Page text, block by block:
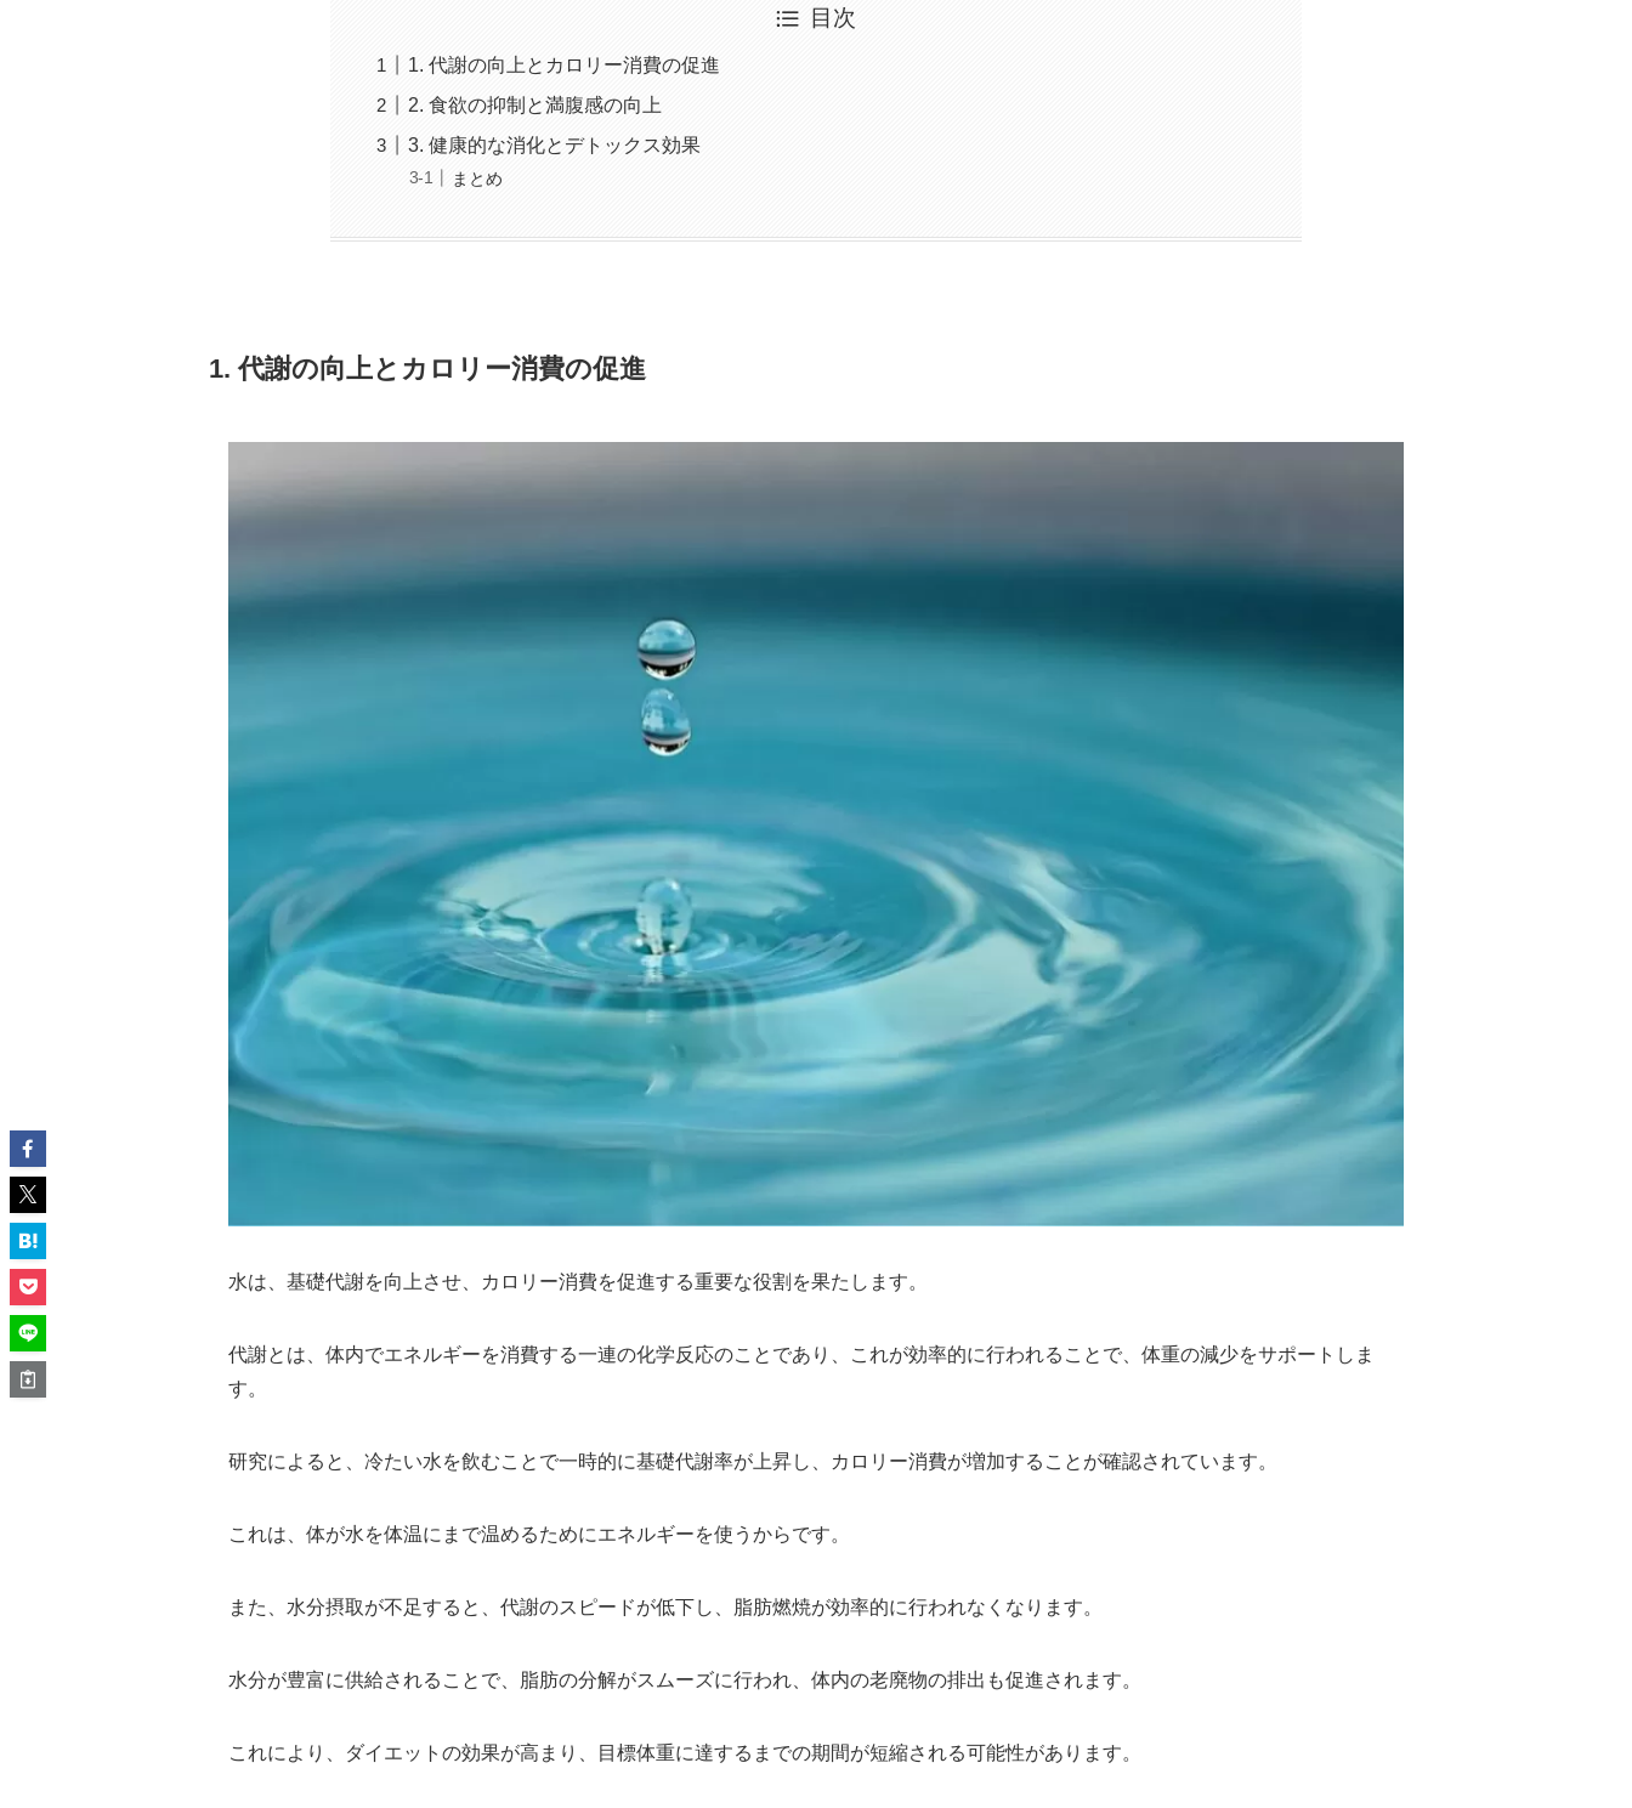
目次
1. 代謝の向上とカロリー消費の促進
2. 食欲の抑制と満腹感の向上
3. 健康的な消化とデトックス効果
まとめ
1. 代謝の向上とカロリー消費の促進
水は、基礎代謝を向上させ、カロリー消費を促進する重要な役割を果たします。
代謝とは、体内でエネルギーを消費する一連の化学反応のことであり、これが効率的に行われることで、体重の減少をサポートしま
す。
研究によると、冷たい水を飲むことで一時的に基礎代謝率が上昇し、カロリー消費が増加することが確認されています。
これは、体が水を体温にまで温めるためにエネルギーを使うからです。
また、水分摂取が不足すると、代謝のスピードが低下し、脂肪燃焼が効率的に行われなくなります。
水分が豊富に供給されることで、脂肪の分解がスムーズに行われ、体内の老廃物の排出も促進されます。
これにより、ダイエットの効果が高まり、目標体重に達するまでの期間が短縮される可能性があります。